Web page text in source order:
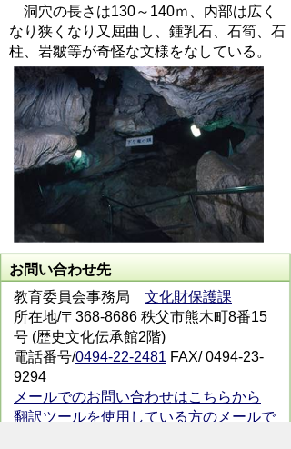
洞穴の長さは130～140ｍ、内部は広く
なり狭くなり又屈曲し、鍾乳石、石筍、石
柱、岩皺等が奇怪な文様をなしている。
お問い合わせ先
教育委員会事務局 文化財保護課
所在地/〒368-8686 秩父市熊木町8番15
号 (歴史文化伝承館2階)
電話番号/0494-22-2481 FAX/ 0494-23-
9294
メールでのお問い合わせはこちらから
翻訳ツールを使用している方のメールで